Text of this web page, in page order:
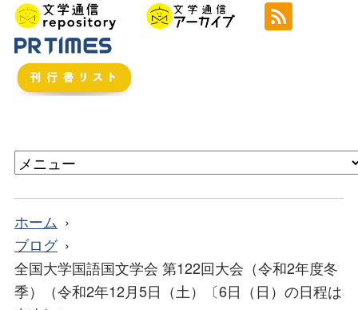
ホーム
ブログ
全国大学国語国文学会 第122回大会（令和2年度冬
季）（令和2年12月5日（土）〔6日（日）の日程は